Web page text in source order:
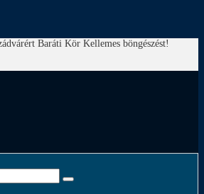
Baráti Kör Kellemes böngészést!